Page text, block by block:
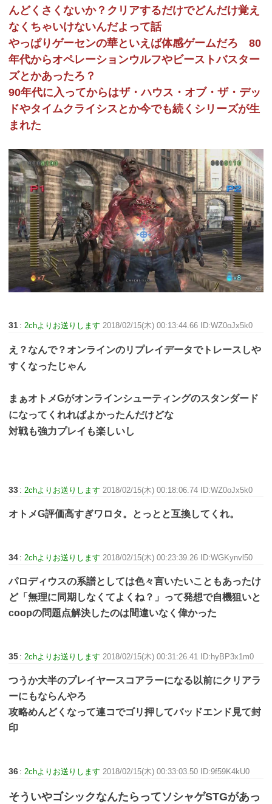
んどくさくないか？クリアするだけでどんだけ覚え
なくちゃいけないんだよって話
やっぱりゲーセンの華といえば体感ゲームだろ 80
年代からオペレーションウルフやビーストバスター
ズとかあったろ？
90年代に入ってからはザ・ハウス・オブ・ザ・デッ
ドやタイムクライシスとか今でも続くシリーズが生
まれた
31 :2chよりお送りします 2018/02/15(木) 00:13:44.66 ID:WZ0oJx5k0
え？なんで？オンラインのリプレイデータでトレースしや
すくなったじゃん
まぁオトメGがオンラインシューティングのスタンダード
になってくれればよかったんだけどな
対戦も強力プレイも楽しいし
33 :2chよりお送りします 2018/02/15(木) 00:18:06.74 ID:WZ0oJx5k0
オトメG評価高すぎワロタ。とっとと互換してくれ。
34 :2chよりお送りします 2018/02/15(木) 00:23:39.26 ID:WGKynvl50
パロディウスの系譜としては色々言いたいこともあったけ
ど「無理に同期しなくてよくね？」って発想で自機狙いと
coopの問題点解決したのは間違いなく偉かった
35 :2chよりお送りします 2018/02/15(木) 00:31:26.41 ID:hyBP3x1m0
つうか大半のプレイヤースコアラーになる以前にクリアラ
ーにもならんやろ
攻略めんどくなって連コでゴリ押してバッドエンド見て封
印
36 :2chよりお送りします 2018/02/15(木) 00:33:03.50 ID:9f59K4kU0
そういやゴシックなんたらってソシャゲSTGがあっ